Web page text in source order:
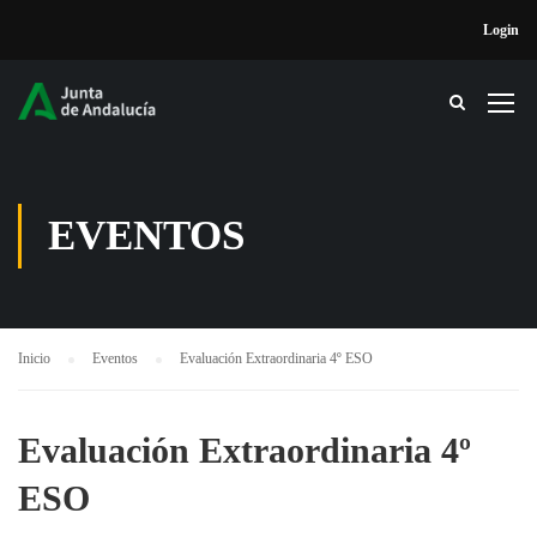
Login
EVENTOS
Inicio Eventos Evaluación Extraordinaria 4º ESO
Evaluación Extraordinaria 4º
ESO